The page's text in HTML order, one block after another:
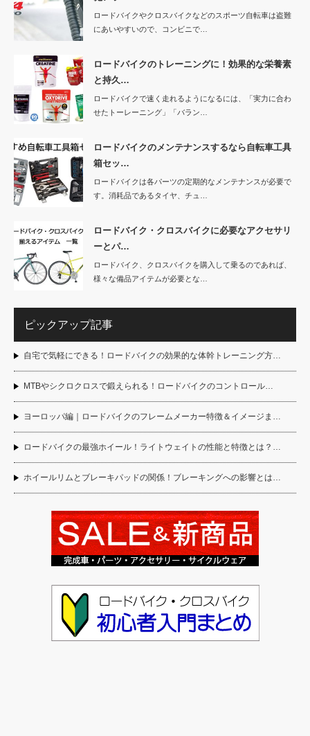
ロードバイクやクロスバイクなどのスポーツ自転車は盗難
にあいやすいので、コンビニで…
ロードバイクのトレーニングに！効果的な栄養素
と持久…
ロードバイクで速く走れるようになるには、「実力に合わ
せたトーレーニング」「バラン…
ロードバイクのメンテナンスするなら自転車工具
箱セッ…
ロードバイクは各パーツの定期的なメンテナンスが必要で
す。消耗品であるタイヤ、チュ…
ロードバイク・クロスバイクに必要なアクセサリ
ーとパ…
ロードバイク、クロスバイクを購入して乗るのであれば、
様々な備品アイテムが必要とな…
ピックアップ記事
自宅で気軽にできる！ロードバイクの効果的な体幹トレーニング方…
MTBやシクロクロスで鍛えられる！ロードバイクのコントロール…
ヨーロッパ編｜ロードバイクのフレームメーカー特徴＆イメージま…
ロードバイクの最強ホイール！ライトウェイトの性能と特徴とは？…
ホイールリムとブレーキパッドの関係！ブレーキングへの影響とは…